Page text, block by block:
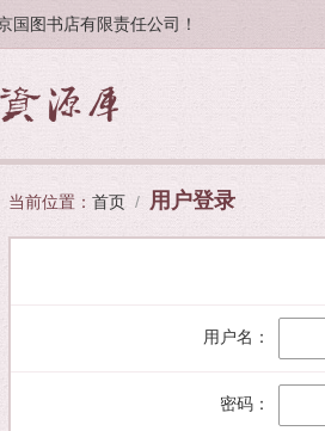
国图书店有限责任公司！
当前位置： 首页 / 用户登录
用户名：
密码：